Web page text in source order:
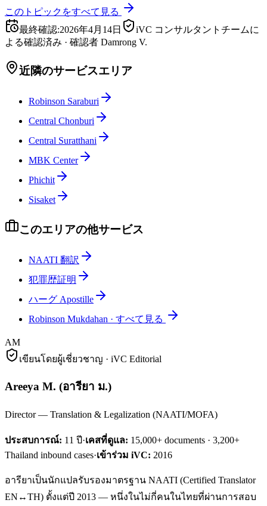
このトピックをすべて見る
最終確認:2026年4月14日
iVC コンサルタントチームに
よる確認済み · 確認者 Damrong V.
近隣のサービスエリア
Robinson Saraburi
Central Chonburi
Central Suratthani
MBK Center
Phichit
Sisaket
このエリアの他サービス
NAATI 翻訳
犯罪歴証明
ハーグ Apostille
Robinson Mukdahan · すべて見る
AM
เขียนโดยผู้เชี่ยวชาญ · iVC Editorial
Areeya M. (อารียา ม.)
Director — Translation & Legalization (NAATI/MOFA)
ประสบการณ์: 11 ปี·เคสที่ดูแล: 15,000+ documents · 3,200+
Thailand inbound cases·เข้าร่วม iVC: 2016
อารียาเป็นนักแปลรับรองมาตรฐาน NAATI (Certified Translator
EN↔TH) ตั้งแต่ปี 2013 — หนึ่งในไม่กี่คนในไทยที่ผ่านการสอบ